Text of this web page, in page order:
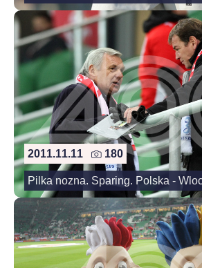
2011.11.11 180
Pilka nozna. Sparing. Polska -